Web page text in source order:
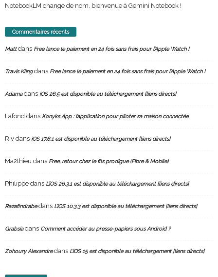
NotebookLM change de nom, bienvenue à Gemini Notebook !
Commentaires récents
Mattdans Free lance le paiement en 24 fois sans frais pour l’Apple Watch !
Travis Klingdans Free lance le paiement en 24 fois sans frais pour l’Apple Watch !
Adamadans iOS 26.5 est disponible au téléchargement [liens directs]
Lafond dans Konyks App : l’application pour piloter sa maison connectée
Riv dans iOS 17.6.1 est disponible au téléchargement [liens directs]
Ma2thieu dans Free, retour chez le fils prodigue (Fibre & Mobile)
Philippe dans L’iOS 26.3.1 est disponible au téléchargement [liens directs]
Razafindrabedans L’iOS 10.3.3 est disponible au téléchargement [liens directs]
Grabsiadans Comment accéder au presse-papiers sous Android ?
Zohoury Alexandredans L’iOS 15 est disponible au téléchargement [liens directs]